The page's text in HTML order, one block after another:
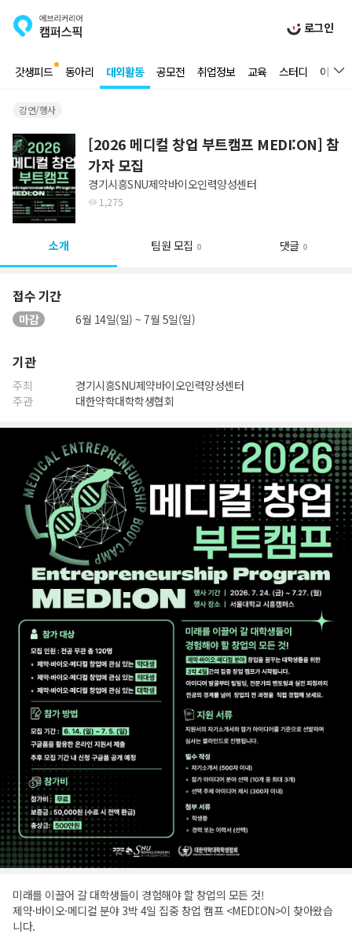
로그인
갓생피드 동아리 대외활동 공모전 취업정보 교육 스터디 이벤트
강연/행사
[2026 메디컬 창업 부트캠프 MEDI:ON] 참
가자 모집
경기시흥SNU제약바이오인력양성센터
1,275
소개 팀원 모집 0 댓글 0
접수 기간
마감 6월 14일(일) ~ 7월 5일(일)
기관
주최
경기시흥SNU제약바이오인력양성센터
주관
대한약학대학학생협회
미래를 이끌어 갈 대학생들이 경험해야 할 창업의 모든 것!
제약·바이오·메디컬 분야 3박 4일 집중 창업 캠프 <MEDI:ON>이 찾아왔습
니다.